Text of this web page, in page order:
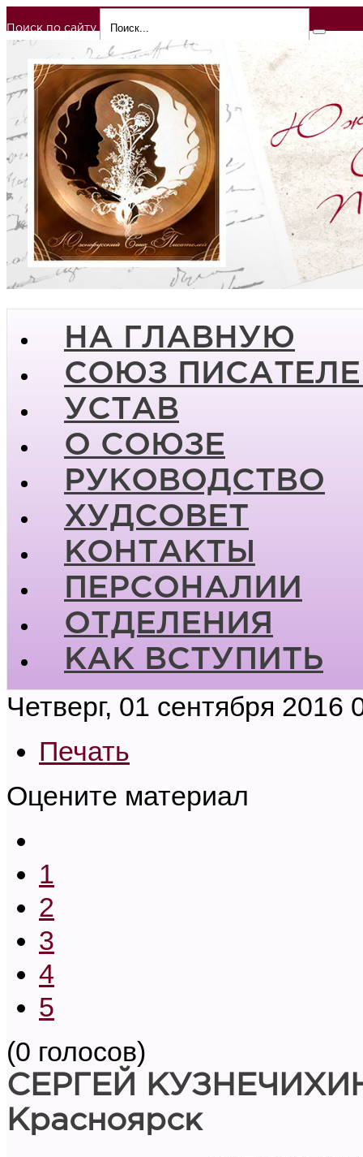
Поиск по сайту
НА ГЛАВНУЮ
СОЮЗ
УСТАВ
О СОЮЗЕ
РУКОВОДСТВО
ХУДСОВЕТ
КОНТАКТЫ
ПЕРСОНАЛИИ
ОТДЕЛЕНИЯ
КАК ВСТУПИТЬ
Четверг, 01 сентября 2016
Печать
Оцените материал
1
2
3
4
5
(0 голосов)
СЕРГЕЙ
Красноярск